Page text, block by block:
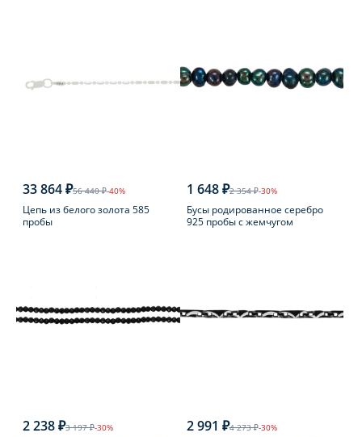
33 864 ₽56 440 ₽-40%
Цепь из белого золота 585
пробы
1 648 ₽2 354 ₽-30%
Бусы родированное серебро
925 пробы с жемчугом
2 238 ₽3 197 ₽-30% 2 991 ₽4 273 ₽-30%